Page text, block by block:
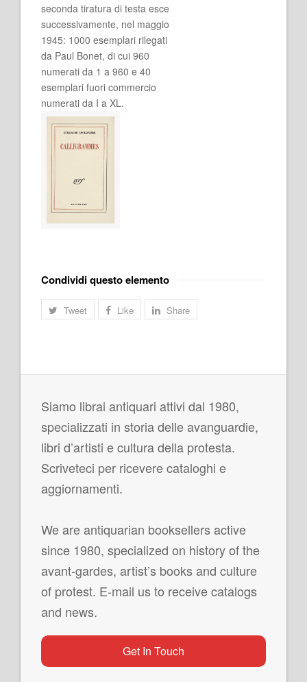
seconda tiratura di testa esce
successivamente, nel maggio
1945: 1000 esemplari rilegati
da Paul Bonet, di cui 960
numerati da 1 a 960 e 40
esemplari fuori commercio
numerati da I a XL.
Condividi questo elemento
Tweet Like Share
Siamo librai antiquari attivi dal 1980,
specializzati in storia delle avanguardie,
libri d’artisti e cultura della protesta.
Scriveteci per ricevere cataloghi e
aggiornamenti.
We are antiquarian booksellers active
since 1980, specialized on history of the
avant-gardes, artist’s books and culture
of protest. E-mail us to receive catalogs
and news.
Get In Touch